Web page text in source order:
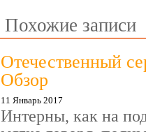
Похожие записи
Отечественный
Обзор
11 Январь 2017
Интерны, как на